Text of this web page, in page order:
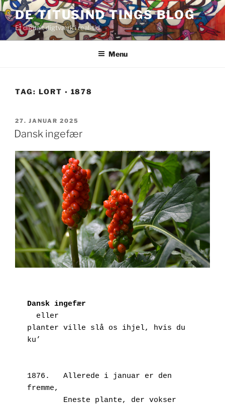
Videre
til
indhold
DE TITUSIND TINGS BLOG
Et digitalt digtværk i real-tid
Menu
TAG: LORT ◦ 1878
UDGIVET
DEN
27. JANUAR 2025
Dansk ingefær
Dansk ingefær
  eller
planter ville slå os ihjel, hvis du
ku’
1876.	Allerede i januar er den
fremme,